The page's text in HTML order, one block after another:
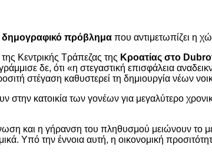
δημογραφικό πρόβλημα που αντιμετωπίζει η
Κεντρικής Τράπεζας της Κροατίας στο
δε, ότι «η στεγαστική επισφάλεια
στέγαση καθυστερεί τη δημιουργία νέων
στην κατοικία των γονέων για μεγαλύτερο
και η γήρανση του πληθυσμού μειώνουν το
Υπό την έννοια αυτή, η οικονομική